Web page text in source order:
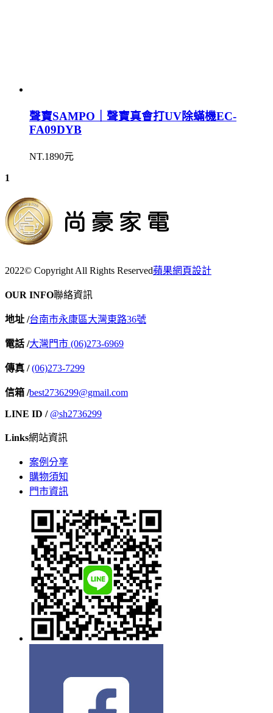
聲寶SAMPO｜聲寶真會打UV除蟎機EC-
FA09DYB
NT.1890元
1
2022© Copyright All Rights Reserved蘋果網頁設計
OUR INFO聯絡資訊
地址 /台南市永康區大灣東路36號
電話 /大灣門市 (06)273-6969
傳真 /(06)273-7299
信箱 /best2736299@gmail.com
LINE ID / @sh2736299
Links網站資訊
案例分享
購物須知
門市資訊